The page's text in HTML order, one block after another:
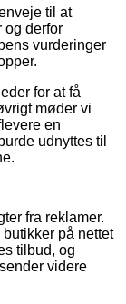
til at
og derfor
vurderinger
for at få
møder vi
en
udnyttes til
fra reklamer.
på nettet
tilbud, og
videre